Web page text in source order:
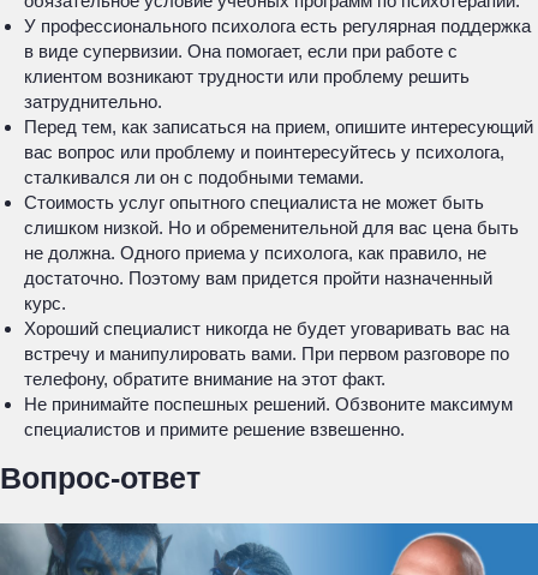
У профессионального психолога есть регулярная поддержка
в виде супервизии. Она помогает, если при работе с
клиентом возникают трудности или проблему решить
затруднительно.
Перед тем, как записаться на прием, опишите интересующий
вас вопрос или проблему и поинтересуйтесь у психолога,
сталкивался ли он с подобными темами.
Стоимость услуг опытного специалиста не может быть
слишком низкой. Но и обременительной для вас цена быть
не должна. Одного приема у психолога, как правило, не
достаточно. Поэтому вам придется пройти назначенный
курс.
Хороший специалист никогда не будет уговаривать вас на
встречу и манипулировать вами. При первом разговоре по
телефону, обратите внимание на этот факт.
Не принимайте поспешных решений. Обзвоните максимум
специалистов и примите решение взвешенно.
Вопрос-ответ